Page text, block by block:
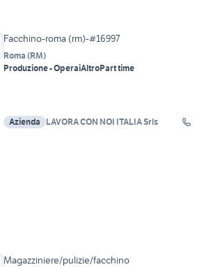
Facchino-roma (rm)-#16997
Roma (RM)
Produzione - OperaiAltroPart time
Azienda LAVORA CON NOI ITALIA Srls
Magazziniere/pulizie/facchino